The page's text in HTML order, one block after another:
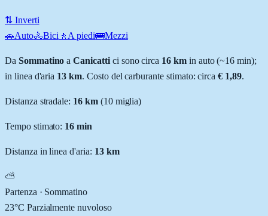
⇅ Inverti
🚗Auto🚴Bici 🚶 A piedi🚌Mezzi
Da Sommatino aCanicattici sono circa 16 kmin auto (~16 min);
in linea d'aria 13 km. Costo del carburante stimato: circa € 1,89.
Distanza stradale: 16 km (10miglia)
Tempo stimato: 16 min
Distanza in linea d'aria: 13km
⛅
Partenza · Sommatino
23°C Parzialmente nuvoloso